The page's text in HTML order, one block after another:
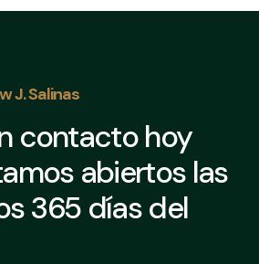
J. Salinas
contacto hoy
abiertos las
365 días del